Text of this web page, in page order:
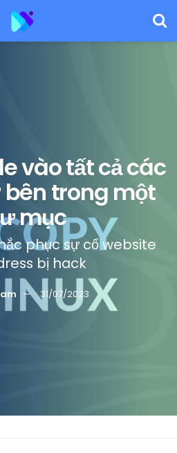
vào tất cả các
trong một
mục
phục sự cố website
bị hack
31/07/2023